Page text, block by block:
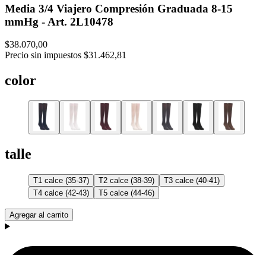
Media 3/4 Viajero Compresión Graduada 8-15
mmHg - Art. 2L10478
$38.070,00
Precio sin impuestos $31.462,81
color
talle
T1 calce (35-37) T2 calce (38-39)
T3 calce (40-41)
T4 calce (42-43)
T5 calce (44-46)
Agregar al carrito